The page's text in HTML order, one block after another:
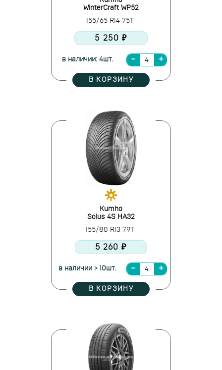
WinterCraft WP52
155/65 R14 75T
5 250 ₽
в наличии: 4шт.
В КОРЗИНУ
Kumho
Solus 4S HA32
155/80 R13 79T
5 260 ₽
в наличии > 10шт.
В КОРЗИНУ